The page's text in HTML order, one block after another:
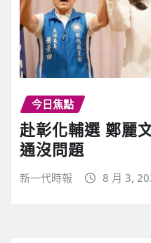
今日焦點
赴彰化輔選 鄭麗
通沒問題
新一代時報 8 月 3,